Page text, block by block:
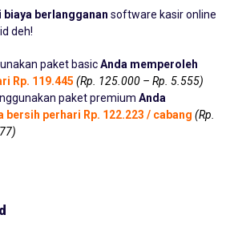
berlangganan software kasir online
deh!
paket basicAnda memperoleh
Rp. 119.445 (Rp. 125.000 – Rp. 5.555)
paket premium Anda
bersih perhari Rp. 122.223 / cabang (Rp.